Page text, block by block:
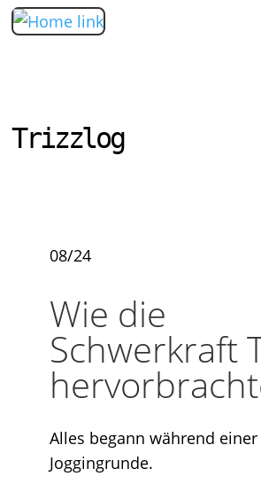
Trizzlog
08/24
Wie die
Schwerkraft
Alles begann während einer
Joggingrunde.